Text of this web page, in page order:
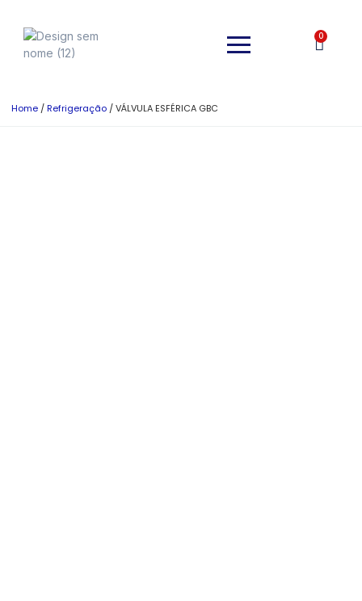
0
Home /Refrigeração / VÁLVULA ESFÉRICA GBC